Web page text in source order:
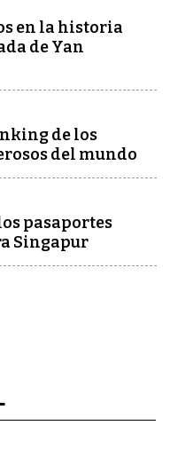
en la historia
de Yan
de los
del mundo
pasaportes
Singapur